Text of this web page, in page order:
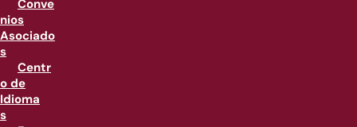
Conve
nios
Asociado
s
Centr
o de
Idioma
s